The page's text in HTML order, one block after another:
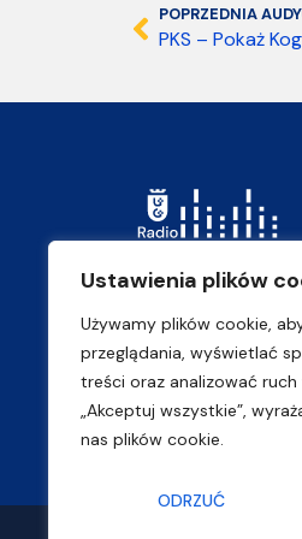
Ustawienia plików
Używamy plików cookie,
przeglądania, wyświetlać
treści oraz analizować
„Akceptuj wszystkie”,
nas plików cookie.
ODRZUĆ
POPRZEDNIA
PKS – Pokaż